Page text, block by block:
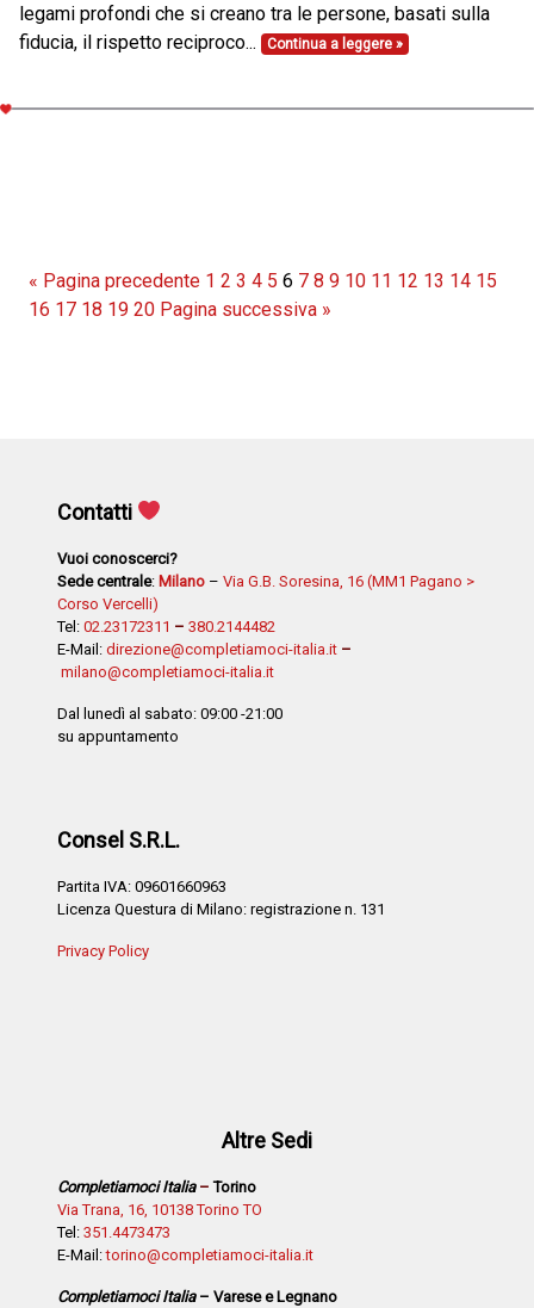
legami profondi che si creano tra le persone, basati sulla
fiducia, il rispetto reciproco...
Continua a leggere »
Paginazione
« Pagina precedente 1 2 3 4 5 6 7 8 9 10 11 12 13 14 15
16 17 18 19 20 Pagina successiva »
Contatti
Vuoi conoscerci?
Sede centrale: Milano – Via G.B. Soresina, 16 (MM1 Pagano >
Corso Vercelli)
Tel: 02.23172311 – 380.2144482
E-Mail: direzione@completiamoci-italia.it –
milano@completiamoci-italia.it
Dal lunedì al sabato: 09:00 -21:00
su appuntamento
Consel S.R.L.
Partita IVA: 09601660963
Licenza Questura di Milano: registrazione n. 131
Privacy Policy
Altre Sedi
Completiamoci Italia – Torino
Via Trana, 16, 10138 Torino TO
Tel: 351.4473473
E-Mail:torino@completiamoci-italia.it
Completiamoci Italia– Varese e Legnano